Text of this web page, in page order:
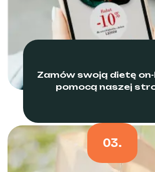
Zamów swoją dietę on-
pomocą naszej
03.